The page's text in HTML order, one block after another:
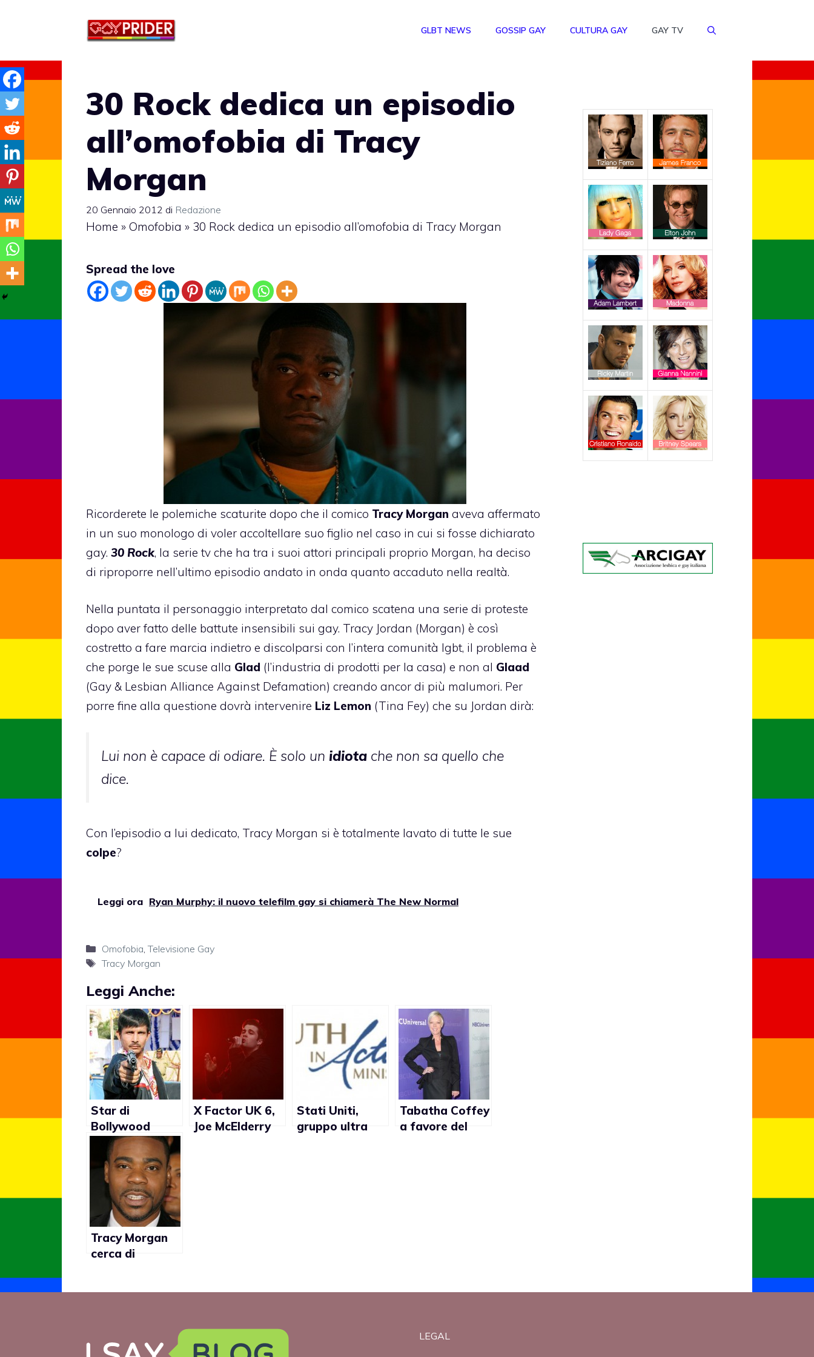
GLBT NEWS GOSSIP GAY CULTURA GAY GAY TV
30 Rock dedica un episodio
all’omofobia di Tracy
Morgan
20 Gennaio 2012 di Redazione
Home » Omofobia » 30 Rock dedica un episodio all’omofobia di Tracy Morgan
Spread the love
Ricorderete le polemiche scaturite dopo che il comico Tracy Morgan aveva affermato
in un suo monologo di voler accoltellare suo figlio nel caso in cui si fosse dichiarato
gay. 30 Rock, la serie tv che ha tra i suoi attori principali proprio Morgan, ha deciso
di riproporre nell’ultimo episodio andato in onda quanto accaduto nella realtà.
Nella puntata il personaggio interpretato dal comico scatena una serie di proteste
dopo aver fatto delle battute insensibili sui gay. Tracy Jordan (Morgan) è così
costretto a fare marcia indietro e discolparsi con l’intera comunità lgbt, il problema è
che porge le sue scuse alla Glad (l’industria di prodotti per la casa) e non al Glaad
(Gay & Lesbian Alliance Against Defamation) creando ancor di più malumori. Per
porre fine alla questione dovrà intervenire Liz Lemon (Tina Fey) che su Jordan dirà:
Lui non è capace di odiare. È solo un idiota che non sa quello che
dice.
Con l’episodio a lui dedicato, Tracy Morgan si è totalmente lavato di tutte le sue
colpe?
Leggi ora Ryan Murphy: il nuovo telefilm gay si chiamerà The New Normal
Categorie
Omofobia,Televisione Gay
Tag
Tracy Morgan
Leggi Anche:
Star di
Bollywood
spara ai suoi
figli se gay
X Factor UK 6,
Joe McElderry
Stati Uniti,
gruppo ultra
Tabatha Coffey
a favore del
Tracy Morgan
cerca di
LEGAL